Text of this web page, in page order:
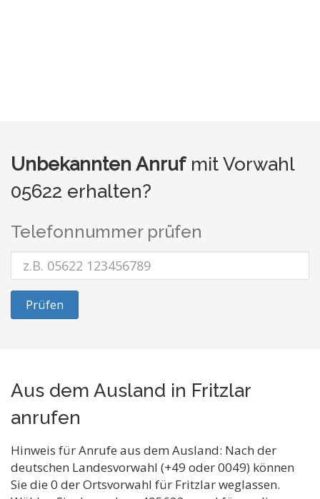
Unbekannten Anrufmit Vorwahl
05622 erhalten?
Telefonnummer prüfen
Prüfen
Aus dem Ausland in Fritzlar
anrufen
Hinweis für Anrufe aus dem Ausland: Nach der
deutschen Landesvorwahl (+49 oder 0049) können
Sie die 0 der Ortsvorwahl für Fritzlar weglassen.